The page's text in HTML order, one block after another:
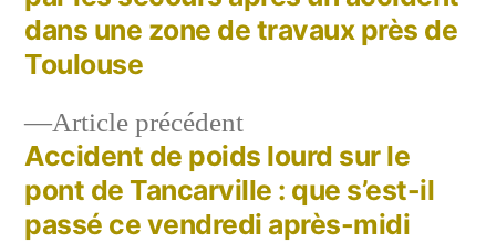
de
l’article
Article précédentArticle
précédent :
Accident de poids lourd sur le
pont de Tancarville : que s’est-il
passé ce vendredi après-midi
dans une zone de travaux près de
Toulouse